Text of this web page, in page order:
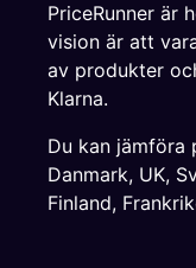
PriceRunner är
vision är att
av produkter
Klarna.
Du kan jämföra
Danmark, UK,
Finland,